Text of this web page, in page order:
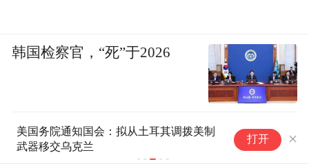
影片《八仙！》票房突破14亿元 打开
韩国检察官，“死”于2026